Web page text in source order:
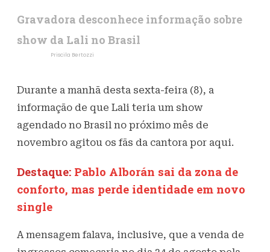
Gravadora desconhece informação sobre
show da Lali no Brasil
Priscila Bertozzi
Durante a manhã desta sexta-feira (8), a
informação de que Lali teria um show
agendado no Brasil no próximo mês de
novembro agitou os fãs da cantora por aqui.
Destaque: Pablo Alborán sai da zona de
conforto, mas perde identidade em novo
single
A mensagem falava, inclusive, que a venda de